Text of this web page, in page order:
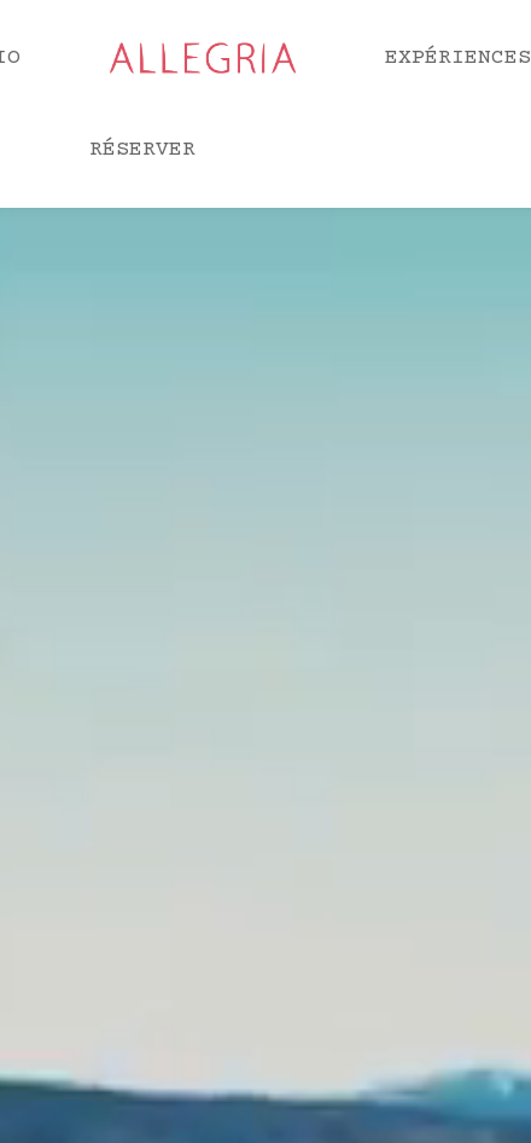
EXPÉRIENCES
RÉSERVER